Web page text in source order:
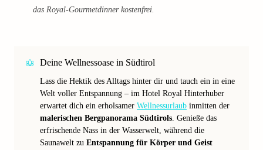
das Royal-Gourmetdinner kostenfrei.
Deine Wellnessoase in Südtirol
Lass die Hektik des Alltags hinter dir und tauch ein in eine
Welt voller Entspannung – im Hotel Royal Hinterhuber
erwartet dich ein erholsamer Wellnessurlaub inmitten der
malerischen Bergpanorama Südtirols. Genieße das
erfrischende Nass in der Wasserwelt, während die
Saunawelt zu Entspannung für Körper und Geist